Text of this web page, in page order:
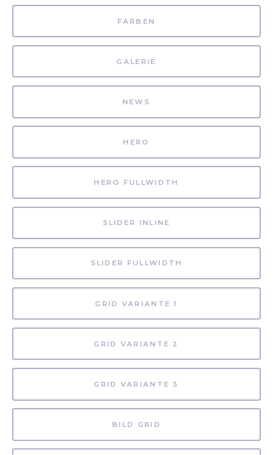
FARBEN
GALERIE
NEWS
HERO
HERO FULLWIDTH
SLIDER INLINE
SLIDER FULLWIDTH
GRID VARIANTE 1
GRID VARIANTE 2
GRID VARIANTE 3
BILD GRID